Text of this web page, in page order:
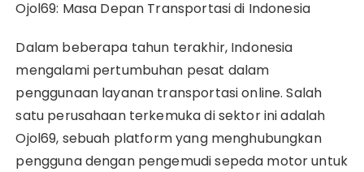
Ojol69: Masa Depan Transportasi di Indonesia
Dalam beberapa tahun terakhir, Indonesia
mengalami pertumbuhan pesat dalam
penggunaan layanan transportasi online. Salah
satu perusahaan terkemuka di sektor ini adalah
Ojol69, sebuah platform yang menghubungkan
pengguna dengan pengemudi sepeda motor untuk